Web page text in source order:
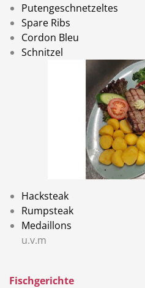
Putengeschnetzeltes
Spare Ribs
Cordon Bleu
Schnitzel
Hacksteak
Rumpsteak
Medaillons
u.v.m
Fischgerichte